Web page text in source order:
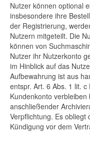
Nutzer können optional
insbesondere ihre
der Registrierung,
Nutzern mitgeteilt. Die
können von
Nutzer ihr Nutzerkonto
im Hinblick auf das
Aufbewahrung ist aus
entspr. Art. 6 Abs. 1 lit. c
Kundenkonto
anschließender
Verpflichtung. Es
Kündigung vor dem